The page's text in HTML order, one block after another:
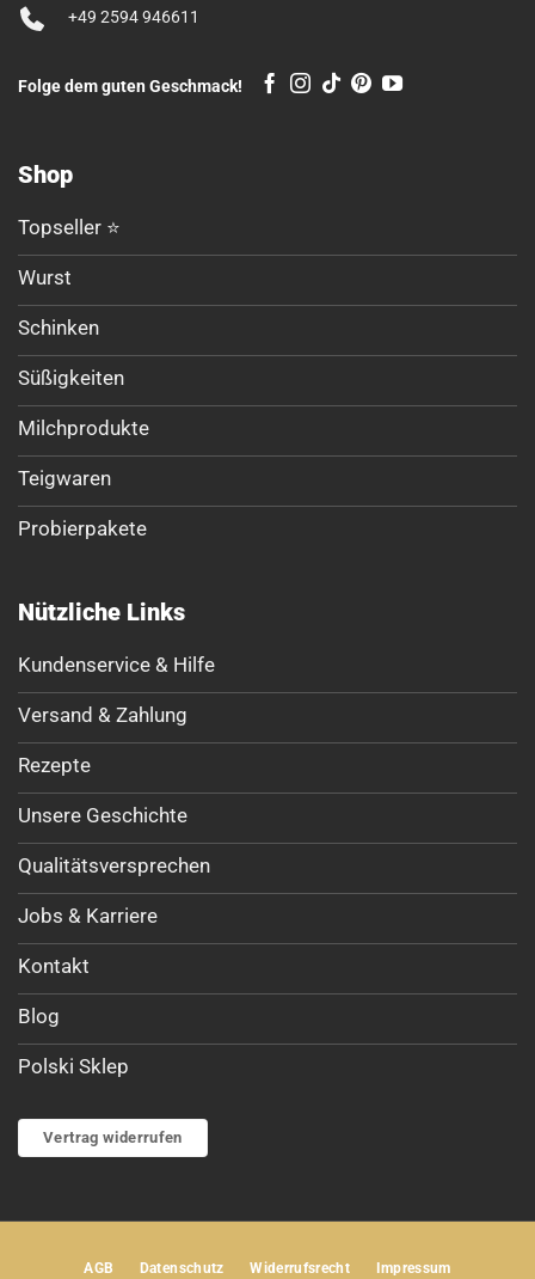
+49 2594 946611
Folge dem guten Geschmack!
Shop
Topseller ⭐
Wurst
Schinken
Süßigkeiten
Milchprodukte
Teigwaren
Probierpakete
Nützliche Links
Kundenservice & Hilfe
Versand & Zahlung
Rezepte
Unsere Geschichte
Qualitätsversprechen
Jobs & Karriere
Kontakt
Blog
Polski Sklep
Vertrag widerrufen
AGB Datenschutz Widerrufsrecht Impressum